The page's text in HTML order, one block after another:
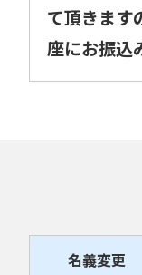
て頂きます
座にお振込
名義変更